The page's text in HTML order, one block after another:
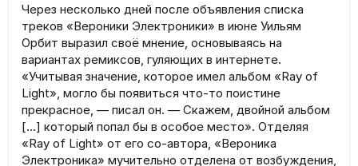
Через несколько дней после объявления списка
треков «Вероники Электроники» в июне Уильям
Орбит выразил своё мнение, основываясь на
вариантах ремиксов, гуляющих в интернете.
«Учитывая значение, которое имел альбом «Ray of
Light», могло бы появиться что-то поистине
прекрасное, — писал он. — Скажем, двойной альбом
[…] который попал бы в особое место». Отделяя
«Ray of Light» от его со-автора, «Вероника
Электроника» мучительно отделена от возбуждения,